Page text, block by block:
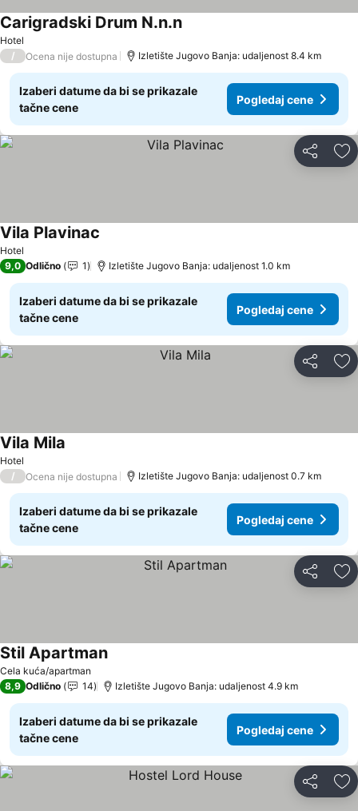
Hotel
Carigradski Drum N.n.n
/ Ocena nije dostupna Izletište Jugovo Banja: udaljenost 8.4 km
Izaberi datume da bi se prikazale
tačne cene
Pogledaj cene
Deli
Hotel
Vila Plavinac
9,0 Odlično 1 Izletište Jugovo Banja: udaljenost 1.0 km
Izaberi datume da bi se prikazale
tačne cene
Pogledaj cene
Deli
Hotel
Vila Mila
/ Ocena nije dostupna Izletište Jugovo Banja: udaljenost 0.7 km
Izaberi datume da bi se prikazale
tačne cene
Pogledaj cene
Deli
Cela kuća/apartman
Stil Apartman
8,9 Odlično 14 Izletište Jugovo Banja: udaljenost 4.9 km
Izaberi datume da bi se prikazale
tačne cene
Pogledaj cene
Deli